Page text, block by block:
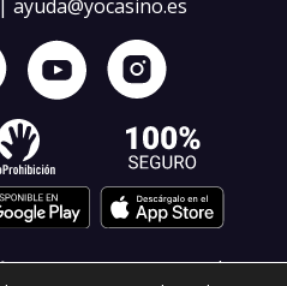
| ayuda@yocasino.es
Y CONDICIONES